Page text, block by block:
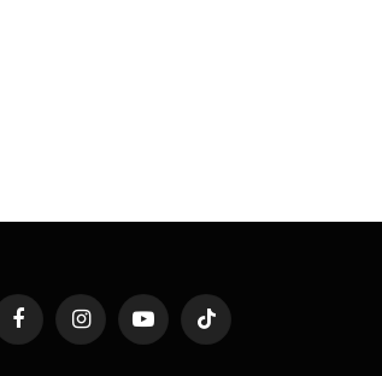
FacebookInstagramYouTubeTikTok